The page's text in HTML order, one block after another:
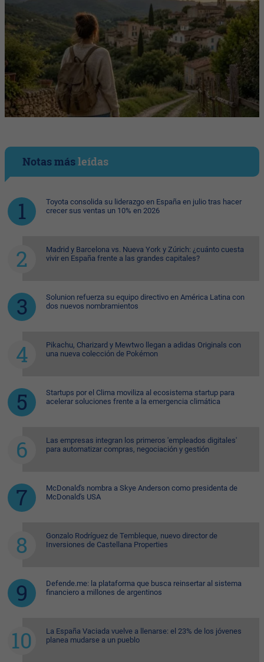
Notas másleídas
Toyota consolida su liderazgo en España en julio tras hacer
crecer sus ventas un 10% en 2026
Madrid y Barcelona vs. Nueva York y Zúrich: ¿cuánto cuesta
vivir en España frente a las grandes capitales?
Solunion refuerza su equipo directivo en América Latina con
dos nuevos nombramientos
Pikachu, Charizard y Mewtwo llegan a adidas Originals con
una nueva colección de Pokémon
Startups por el Clima moviliza al ecosistema startup para
acelerar soluciones frente a la emergencia climática
Las empresas integran los primeros 'empleados digitales'
para automatizar compras, negociación y gestión
McDonald's nombra a Skye Anderson como presidenta de
McDonald's USA
Gonzalo Rodríguez de Tembleque, nuevo director de
Inversiones de Castellana Properties
Defende.me: la plataforma que busca reinsertar al sistema
financiero a millones de argentinos
La España Vaciada vuelve a llenarse: el 23% de los jóvenes
planea mudarse a un pueblo